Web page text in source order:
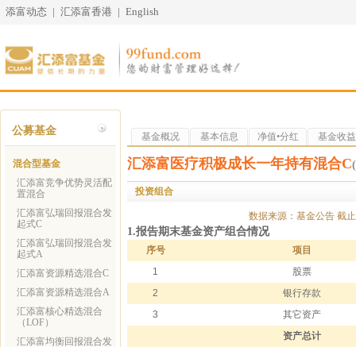
添富动态 | 汇添富香港 | English
公募基金
混合型基金
汇添富竞争优势灵活配
置混合
汇添富弘瑞回报混合发
起式C
汇添富弘瑞回报混合发
起式A
汇添富资源精选混合C
汇添富资源精选混合A
汇添富核心精选混合
（LOF）
汇添富均衡回报混合发
基金概况 基本信息 净值•分红 基金收益
汇添富医疗积极成长一年持有混合C
投资组合
数据来源：基金公告 截
1.报告期末基金资产组合情况
序号 项目
1 股票
2 银行存款
3 其它资产
资产总计